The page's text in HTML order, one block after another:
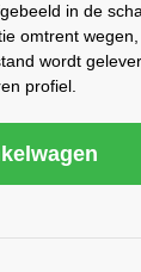
in de
omtrent wegen,
wordt
profiel.